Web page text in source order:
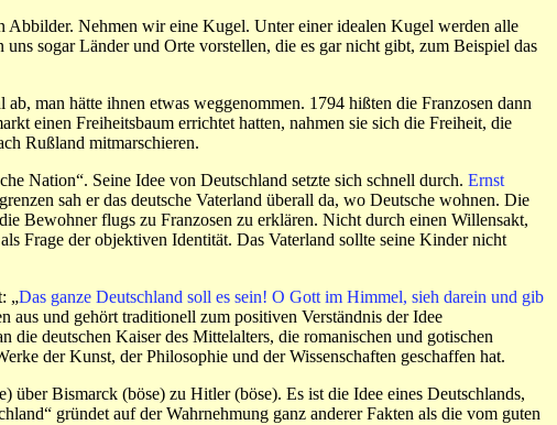
Abbilder. Nehmen wir eine Kugel. Unter einer idealen Kugel werden alle
sogar Länder und Orte vorstellen, die es gar nicht gibt, zum Beispiel das
man hätte ihnen etwas weggenommen. 1794 hißten die Franzosen dann
einen Freiheitsbaum errichtet hatten, nahmen sie sich die Freiheit, die
Rußland mitmarschieren.
Nation“. Seine Idee von Deutschland setzte sich schnell durch. Ernst
sah er das deutsche Vaterland überall da, wo Deutsche wohnen. Die
Bewohner flugs zu Franzosen zu erklären. Nicht durch einen Willensakt,
Frage der objektiven Identität. Das Vaterland sollte seine Kinder nicht
„Das ganze Deutschland soll es sein! O Gott im Himmel, sieh darein und gib
aus und gehört traditionell zum positiven Verständnis der Idee
die deutschen Kaiser des Mittelalters, die romanischen und gotischen
der Kunst, der Philosophie und der Wissenschaften geschaffen hat.
Bismarck (böse) zu Hitler (böse). Es ist die Idee eines Deutschlands,
gründet auf der Wahrnehmung ganz anderer Fakten als die vom guten